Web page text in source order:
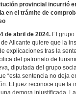
provincial incurrió
en el trámite de
de abril de 2024. El
Alicante quiere que la
explicaciones tras la
del patronato de
diputada del grupo
“esta sentencia no deja
El juez reconoce que la
demora injustificada.